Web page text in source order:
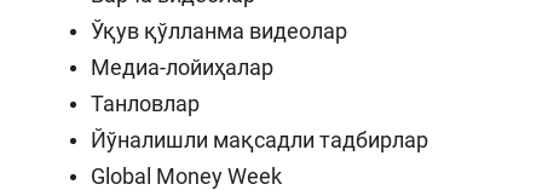
Ўқув қўлланма видеолар
Медиа-лойиҳалар
Танловлар
Йўналишли мақсадли тадбирлар
Global Money Week